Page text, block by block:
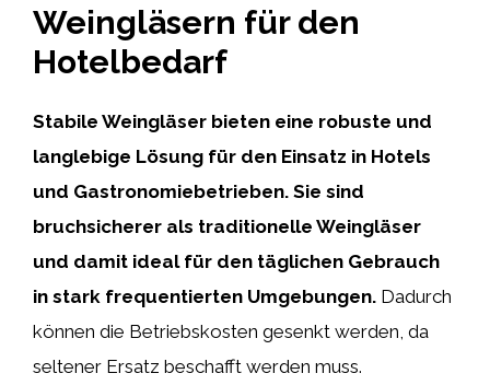
Weingläsern für den
Hotelbedarf
Stabile Weingläser bieten eine robuste und
langlebige Lösung für den Einsatz in Hotels
und Gastronomiebetrieben. Sie sind
bruchsicherer als traditionelle Weingläser
und damit ideal für den täglichen Gebrauch
in stark frequentierten Umgebungen. Dadurch
können die Betriebskosten gesenkt werden, da
seltener Ersatz beschafft werden muss.